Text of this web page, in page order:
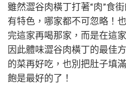
雖然澀谷肉橫丁打著“肉”食
有特色，哪家都不可忽略！
完這家再喝那家，而是在這
因此體味澀谷肉橫丁的最佳
的菜再好吃，也別把肚子填
飽是最好的了！